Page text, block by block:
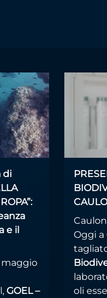
di
e il
maggio
GOEL –
Oggi a
oli